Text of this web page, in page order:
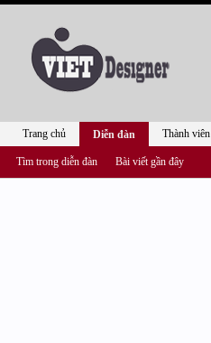
Trang chủ Diễn đàn
Tìm trong diễn đàn Bài viết gần đây
Thành viên